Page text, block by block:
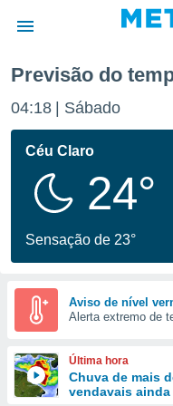
da
fornecidas
a este
das
e
forma
digital
Previsão do
04:18 Sábado
Céu Claro
24°
Sensação de 23°
Aviso de nível
Alerta extremo de
Última hora
Chuva de mais
vendavais ainda